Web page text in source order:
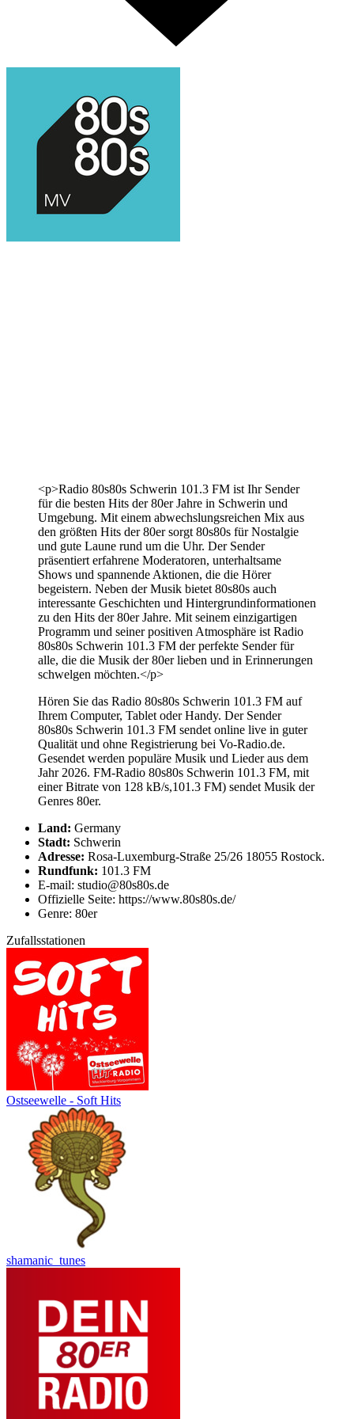
<p>Radio 80s80s Schwerin 101.3 FM ist Ihr Sender
für die besten Hits der 80er Jahre in Schwerin und
Umgebung. Mit einem abwechslungsreichen Mix aus
den größten Hits der 80er sorgt 80s80s für Nostalgie
und gute Laune rund um die Uhr. Der Sender
präsentiert erfahrene Moderatoren, unterhaltsame
Shows und spannende Aktionen, die die Hörer
begeistern. Neben der Musik bietet 80s80s auch
interessante Geschichten und Hintergrundinformationen
zu den Hits der 80er Jahre. Mit seinem einzigartigen
Programm und seiner positiven Atmosphäre ist Radio
80s80s Schwerin 101.3 FM der perfekte Sender für
alle, die die Musik der 80er lieben und in Erinnerungen
schwelgen möchten.</p>
Hören Sie das Radio 80s80s Schwerin 101.3 FM auf
Ihrem Computer, Tablet oder Handy. Der Sender
80s80s Schwerin 101.3 FM sendet online live in guter
Qualität und ohne Registrierung bei Vo-Radio.de.
Gesendet werden populäre Musik und Lieder aus dem
Jahr 2026. FM-Radio 80s80s Schwerin 101.3 FM, mit
einer Bitrate von 128 kB/s,101.3 FM) sendet Musik der
Genres 80er.
Land: Germany
Stadt: Schwerin
Adresse: Rosa-Luxemburg-Straße 25/26 18055 Rostock.
Rundfunk: 101.3 FM
E-mail: studio@80s80s.de
Offizielle Seite: https://www.80s80s.de/
Genre: 80er
Zufallsstationen
Ostseewelle - Soft Hits
shamanic_tunes